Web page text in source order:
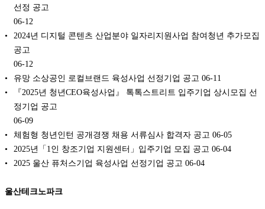
선정 공고
06-12
2024년 디지털 콘텐츠 산업분야 일자리지원사업 참여청년 추가모집
공고
06-12
유망 소상공인 로컬브랜드 육성사업 선정기업 공고 06-11
『2025년 청년CEO육성사업』 톡톡스트리트 입주기업 상시모집 선
정기업 공고
06-09
체험형 청년인턴 공개경쟁 채용 서류심사 합격자 공고 06-05
2025년「1인 창조기업 지원센터」입주기업 모집 공고 06-04
2025 울산 퓨처스기업 육성사업 선정기업 공고 06-04
울산테크노파크